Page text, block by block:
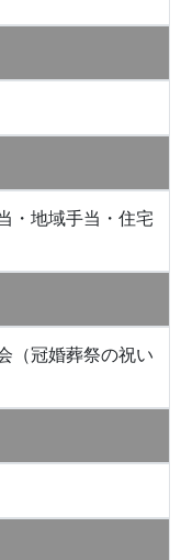
・地域手当・住宅
（冠婚葬祭の祝い